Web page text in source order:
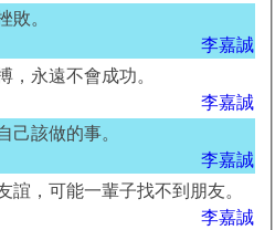
敗。
李嘉誠
，永遠不會成功。
李嘉誠
己該做的事。
李嘉誠
誼，可能一輩子找不到朋友。
李嘉誠